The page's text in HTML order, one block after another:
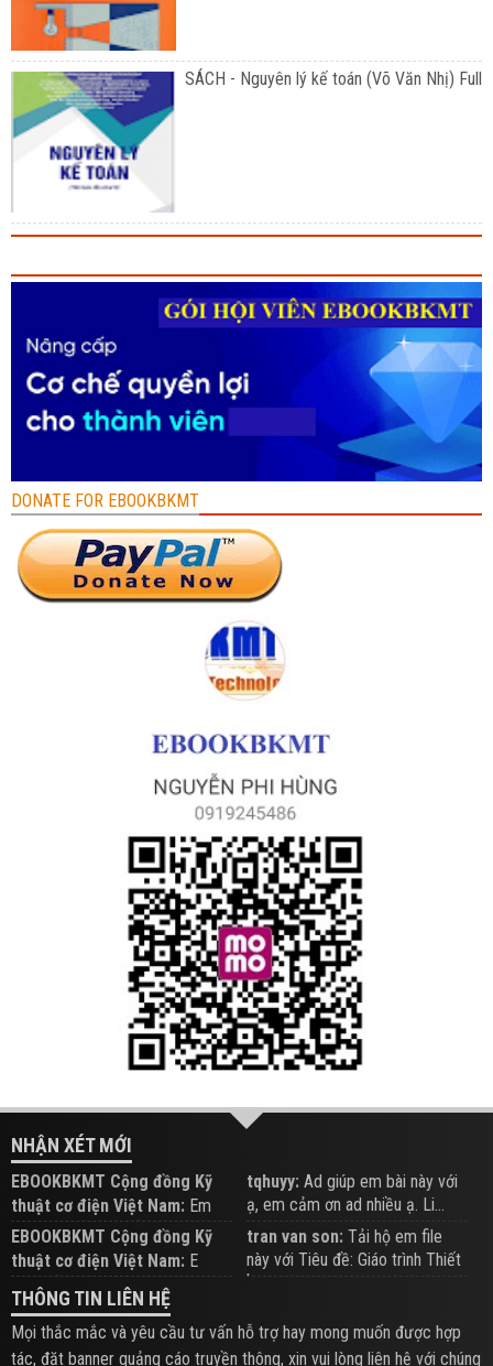
SÁCH - Nguyên lý kế toán (Võ Văn Nhị) Full
DONATE FOR EBOOKBKMT
NHẬN XÉT MỚI
EBOOKBKMT Cộng đồng Kỹ
thuật cơ điện Việt Nam: Em
đăng trên Group hỗ trợ nhé
tqhuyy: Ad giúp em bài này với
ạ, em cảm ơn ad nhiều ạ. Li...
EBOOKBKMT Cộng đồng Kỹ
thuật cơ điện Việt Nam: E
xem hỗ trợ trên Group
tran van son: Tải hộ em file
này với Tiêu đề: Giáo trình Thiết
b...
THÔNG TIN LIÊN HỆ
Mọi thắc mắc và yêu cầu tư vấn hỗ trợ hay mong muốn được hợp
tác, đặt banner quảng cáo truyền thông, xin vui lòng liên hệ với chúng